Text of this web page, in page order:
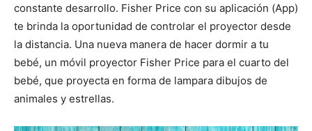
constante desarrollo. Fisher Price con su aplicación (App)
te brinda la oportunidad de controlar el proyector desde
la distancia. Una nueva manera de hacer dormir a tu
bebé, un móvil proyector Fisher Price para el cuarto del
bebé, que proyecta en forma de lampara dibujos de
animales y estrellas.